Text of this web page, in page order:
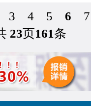
3 4 5 6
7
23页161条